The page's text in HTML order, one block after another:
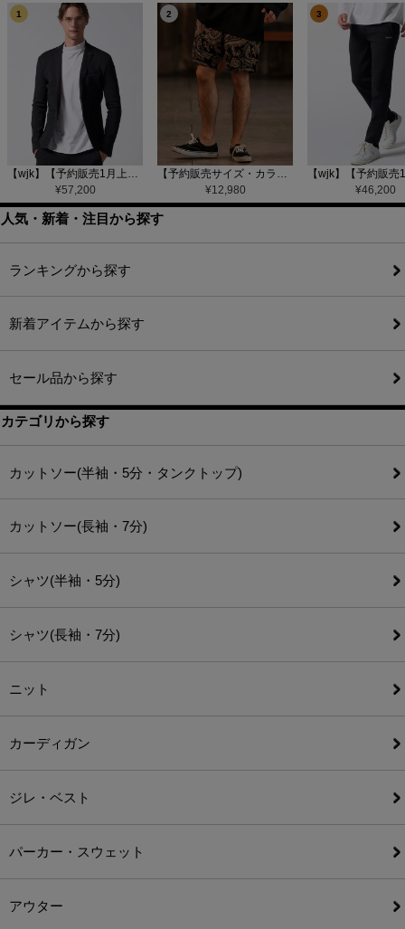
1
【wjk】【予約販売1月上旬～中旬入荷】function knit jacket(jacquard check) ニットジャケット(207 mw08j)
¥57,200
2
【予約販売サイズ・カラーにより納期異なる】【CAMBIO(カンビオ)】Gobelin Short Pants ショートパンツ(CAM25SS-002)
¥12,980
3
¥46,200
人気・新着・注目から探す
ランキングから探す
新着アイテムから探す
セール品から探す
カテゴリから探す
カットソー(半袖・5分・タンクトップ)
カットソー(長袖・7分)
シャツ(半袖・5分)
シャツ(長袖・7分)
ニット
カーディガン
ジレ・ベスト
パーカー・スウェット
アウター